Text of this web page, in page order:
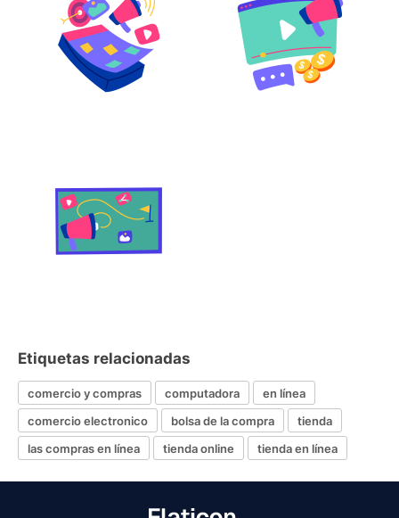
Etiquetas relacionadas
comercio y compras computadora
en línea
comercio electronico
bolsa de la compra
tienda
las compras en línea
tienda online tienda en línea